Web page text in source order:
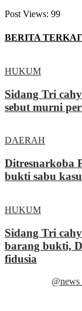
Post Views: 99
BERITA
HUKUM
Sidang Tri
sebut murni
DAERAH
Ditresnarkoba
bukti sabu
HUKUM
Sidang Tri
barang bukti,
fidusia